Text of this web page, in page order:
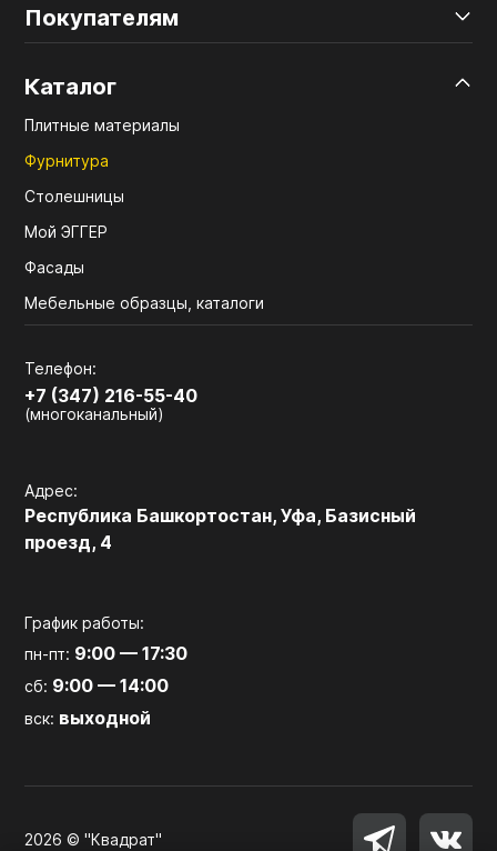
Покупателям
Каталог
Плитные материалы
Фурнитура
Столешницы
Мой ЭГГЕР
Фасады
Мебельные образцы, каталоги
Телефон:
+7 (347) 216-55-40
(многоканальный)
Адрес:
Республика Башкортостан, Уфа, Базисный
проезд, 4
График работы:
пн-пт: 9:00 — 17:30
сб: 9:00 — 14:00
вск: выходной
2026 © "Квадрат"